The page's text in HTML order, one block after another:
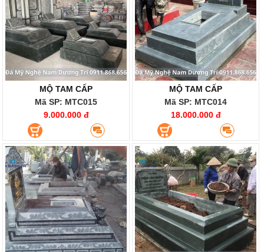
MỘ TAM CẤP
Mã SP: MTC015
9.000.000 đ
MỘ TAM CẤP
Mã SP: MTC014
18.000.000 đ